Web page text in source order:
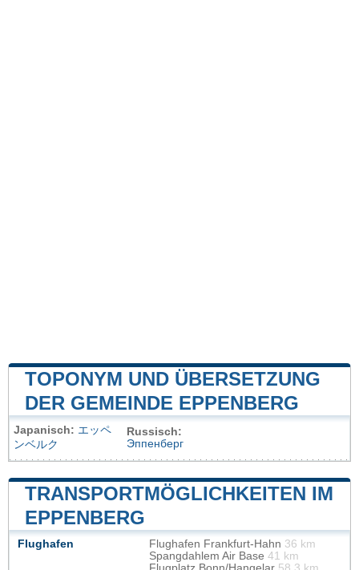
TOPONYM UND ÜBERSETZUNG
DER GEMEINDE EPPENBERG
Japanisch: エッペ
ンベルク
Russisch:
Эппенберг
TRANSPORTMÖGLICHKEITEN IM
EPPENBERG
Flughafen Flughafen Frankfurt-Hahn 36 km
Spangdahlem Air Base 41 km